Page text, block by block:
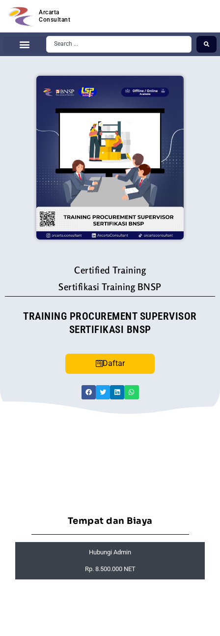
Arcarta
Consultant
Certified Training
Sertifikasi Training BNSP
TRAINING PROCUREMENT SUPERVISOR
SERTIFIKASI BNSP
Daftar
Tempat dan Biaya
Hubungi Admin
Rp. 8.500.000 NET